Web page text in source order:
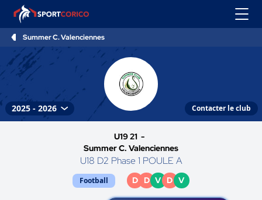
Summer C. Valenciennes
Contacter le club
U19 21 -
Summer C. Valenciennes
U18 D2 Phase 1 POULE A
Football D D V D V